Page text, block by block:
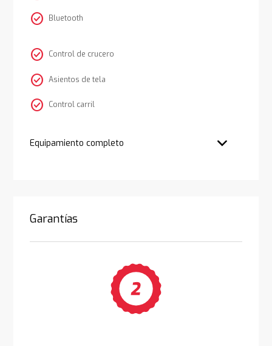
check_circle Bluetooth
check_circle Control de crucero
check_circle Asientos de tela
check_circle Control carril
Equipamiento completo
Garantías